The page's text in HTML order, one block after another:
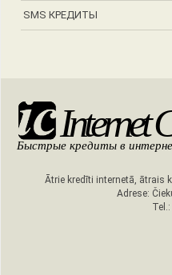
SMS КРЕДИТЫ
Internet
Быстрые кредиты в
Ātrie kredīti internetā, ātrais
Adrese:
Tel.: